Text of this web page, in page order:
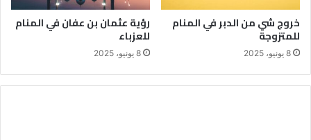
خروج شي من الدبر في المنام
للمتزوجة
8 يونيو، 2025
رؤية عثمان بن عفان في المنام
للعزباء
8 يونيو، 2025